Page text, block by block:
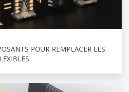
POUR REMPLACER LES